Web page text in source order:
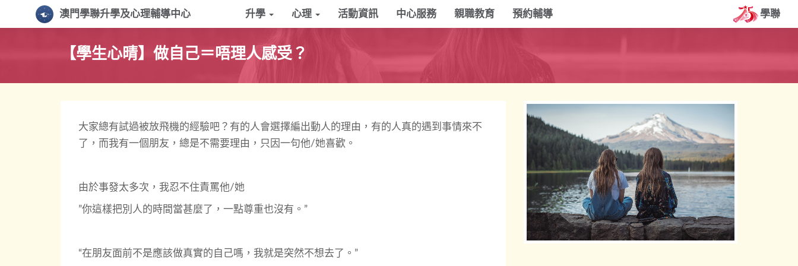
澳門學聯升學及心理輔導中心 升學 心理 活動資訊 中心服務 親職教育 預約輔導 學聯
【學生心晴】做自己＝唔理人感受？
大家總有試過被放飛機的經驗吧？有的人會選擇編出動人的理由，有的人真的遇到事情來不
了，而我有一個朋友，總是不需要理由，只因一句他/她喜歡。
由於事發太多次，我忍不住責罵他/她
”你這樣把別人的時間當甚麼了，一點尊重也沒有。”
“在朋友面前不是應該做真實的自己嗎，我就是突然不想去了。”